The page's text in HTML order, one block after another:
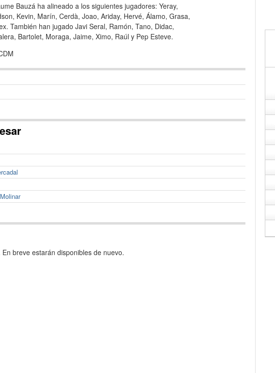
Bauzá ha alineado a los siguientes jugadores: Yeray,
Kevin, Marín, Cerdà, Joao, Ariday, Hervé, Álamo, Grasa,
También han jugado Javi Seral, Ramón, Tano, Didac,
Bartolet, Moraga, Jaime, Ximo, Raúl y Pep Esteve.
breve estarán disponibles de nuevo.